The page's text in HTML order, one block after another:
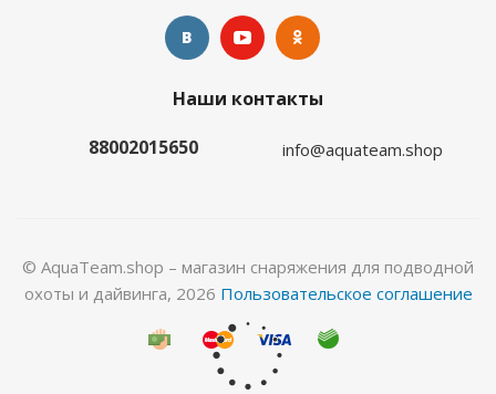
Майка лайкровая лонгслив коралл
Наши контакты
88002015650
info@aquateam.shop
© AquaTeam.shop – магазин снаряжения для подводной
охоты и дайвинга, 2026 Пользовательское соглашение